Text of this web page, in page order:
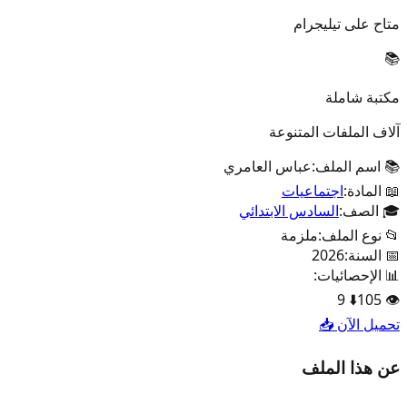
متاح على تيليجرام
📚
مكتبة شاملة
آلاف الملفات المتنوعة
📚 اسم الملف:عباس العامري
📖 المادة:اجتماعيات
🎓 الصف:السادس الابتدائي
📂 نوع الملف:ملزمة
📅 السنة:2026
📊 الإحصائيات:
👁️
105
⬇️
9
تحميل الآن 📥
عن هذا الملف